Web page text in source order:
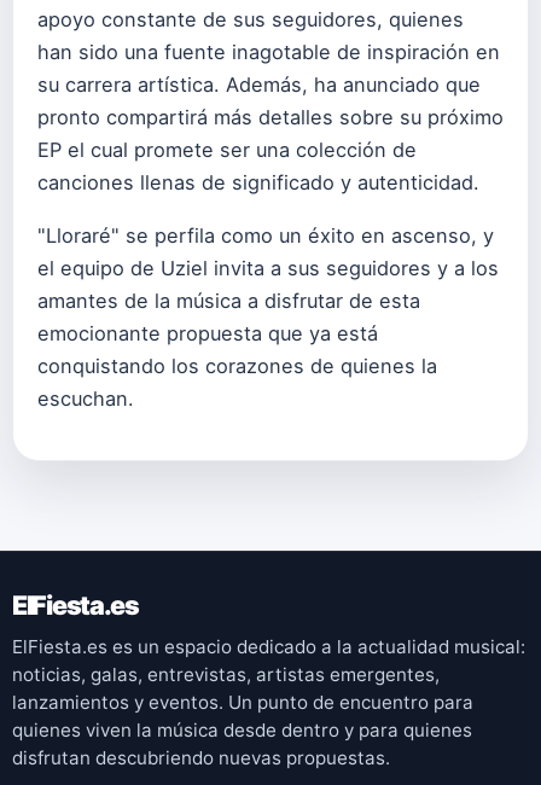
apoyo constante de sus seguidores, quienes
han sido una fuente inagotable de inspiración en
su carrera artística. Además, ha anunciado que
pronto compartirá más detalles sobre su próximo
EP el cual promete ser una colección de
canciones llenas de significado y autenticidad.
"Lloraré" se perfila como un éxito en ascenso, y
el equipo de Uziel invita a sus seguidores y a los
amantes de la música a disfrutar de esta
emocionante propuesta que ya está
conquistando los corazones de quienes la
escuchan.
ElFiesta.es
ElFiesta.es es un espacio dedicado a la actualidad musical:
noticias, galas, entrevistas, artistas emergentes,
lanzamientos y eventos. Un punto de encuentro para
quienes viven la música desde dentro y para quienes
disfrutan descubriendo nuevas propuestas.